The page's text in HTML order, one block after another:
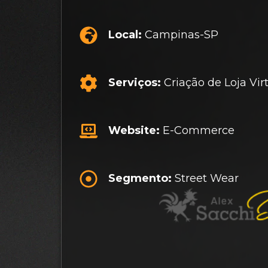
Local: Campinas-SP
Serviços: Criação de Loja
Website: E-Commerce
Segmento: Street Wear